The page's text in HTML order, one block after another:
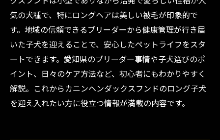
気の犬種で、特にロングヘアは美しい被毛が印象的で
す。地域の信頼できるブリーダーから健康管理が行き届
いた子犬を迎えることで、安心したペットライフをスタ
ートできます。愛知県のブリーダー事情や子犬選びのポ
イント、日々のケア方法など、初心者にもわかりやすく
解説。これからカニンヘンダックスフンドのロング子犬
を迎え入れたい方に役立つ情報が満載の内容です。